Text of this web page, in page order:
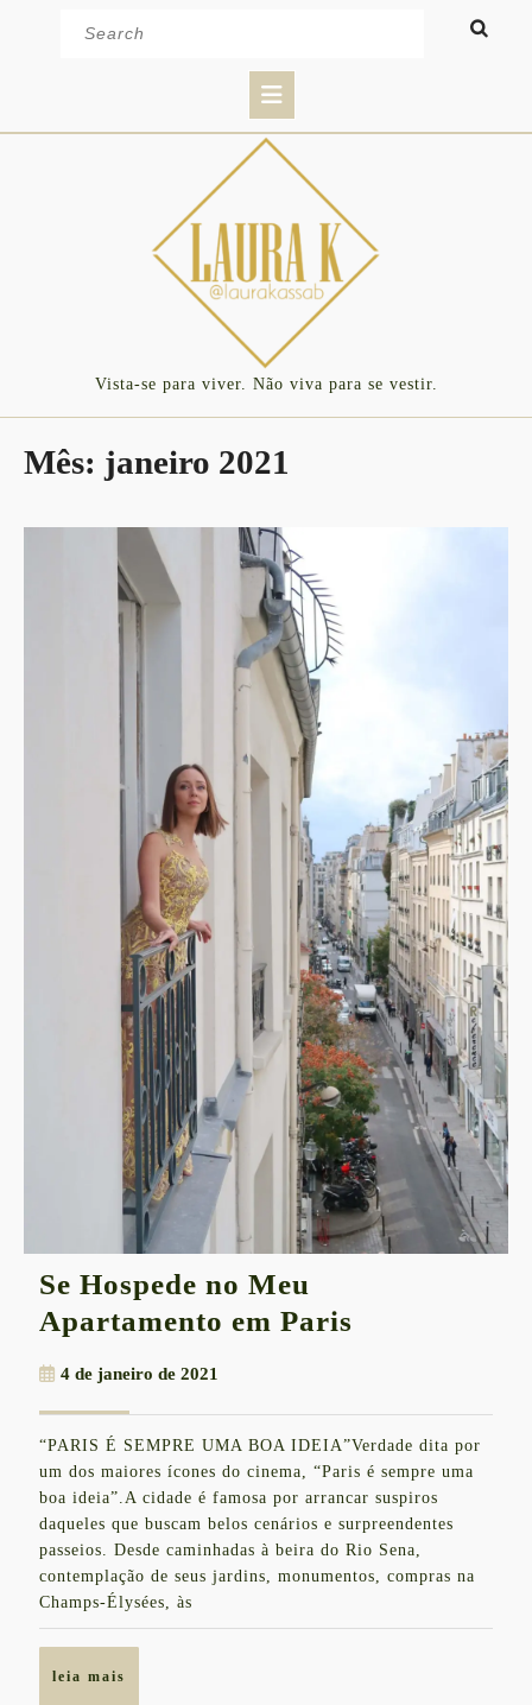
Button
Vista-se para viver. Não viva para se vestir.
Mês: janeiro 2021
Se Hospede no Meu
Apartamento em Paris
Meu
em
Paris
4 de janeiro de 2021
de
2021
“PARIS É SEMPRE UMA BOA IDEIA”Verdade dita por
um dos maiores ícones do cinema, “Paris é sempre uma
boa ideia”.A cidade é famosa por arrancar suspiros
daqueles que buscam belos cenários e surpreendentes
passeios. Desde caminhadas à beira do Rio Sena,
contemplação de seus jardins, monumentos, compras na
Champs-Élysées, às
leia mais